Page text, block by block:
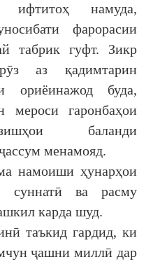
ифтитоҳ намуда,
фарорасии
табрик гуфт. Зикр
аз қадимтарин
ориёинажод буда,
мероси гаронбаҳои
баланди
менамояд.
намоиши ҳунарҳои
суннатӣ ва расму
карда шуд.
таъкид гардид, ки
ҷашни миллӣ дар